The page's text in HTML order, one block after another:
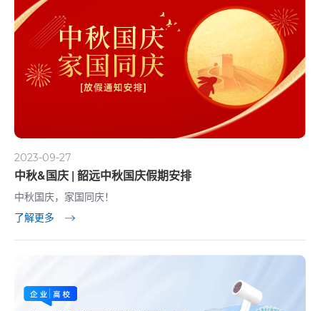
2023-09-27
中秋&国庆 | 韶远中秋国庆假期安排
中秋国庆，家国同庆！
了解更多